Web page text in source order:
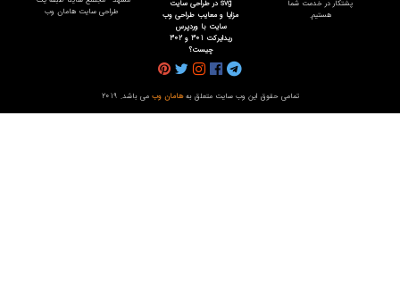
پشتکار در خدمت شما
هستیم.
svg در طراحی سایت
مزایا و معایب طراحی وب
سایت با وردپرس
ریدایرکت 301 و 302
چیست؟
طراحی سایت هامان وب
تمامی حقوق این وب سایت متعلق بههامان وب می باشد. 2019